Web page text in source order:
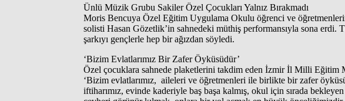
Ünlü Müzik Grubu Sakiler Özel Çocukları Yalnız Bırakmadı
Moris Bencuya Özel Eğitim Uygulama Okulu öğrenci ve
solisti Hasan Gözetlik’in sahnedeki müthiş performansıyla sona erdi.
şarkıyı gençlerle hep bir ağızdan söyledi.
‘Bizim Evlatlarımız Bir Zafer Öyküsüdür’
Özel çocuklara sahnede plaketlerini takdim eden İzmir İl Milli Eğitim
‘Bizim evlatlarımız, aileleri ve öğretmenleri ile birlikte bir zafer
iftiharımız, evinde kaderiyle baş başa kalmış, okul için sırada